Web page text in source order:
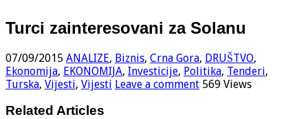
Turci zainteresovani za Solanu
07/09/2015 ANALIZE, Biznis, Crna Gora, DRUŠTVO,
Ekonomija, EKONOMIJA, Investicije, Politika, Tenderi,
Turska, Vijesti, Vijesti Leave a comment 569 Views
Related Articles